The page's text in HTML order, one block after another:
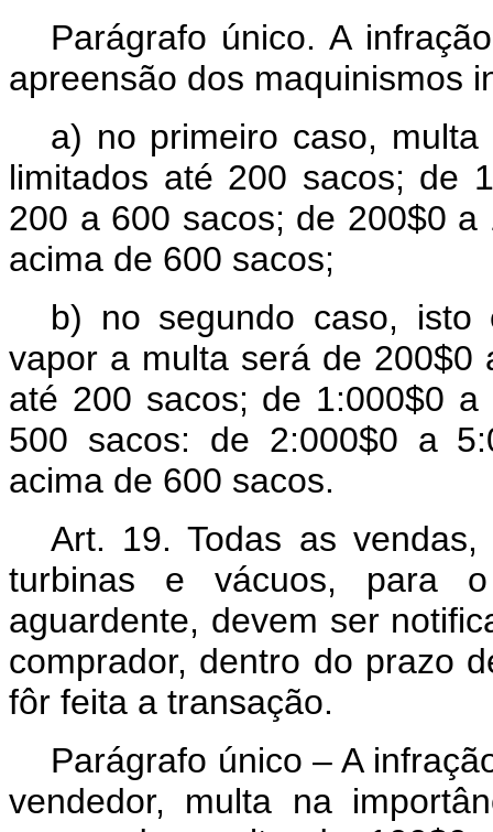
Parágrafo único. A
apreensão dos maquinismos
a) no primeiro caso,
limitados até 200 sacos; de
200 a 600 sacos; de 200$0
acima de 600 sacos;
b) no segundo caso, isto
vapor a multa será de 200$0
até 200 sacos; de 1:000$0
500 sacos: de 2:000$0 a
acima de 600 sacos.
Art. 19. Todas as
turbinas e vácuos, para
aguardente, devem ser
comprador, dentro do prazo
fôr feita a transação.
Parágrafo único – A
vendedor, multa na